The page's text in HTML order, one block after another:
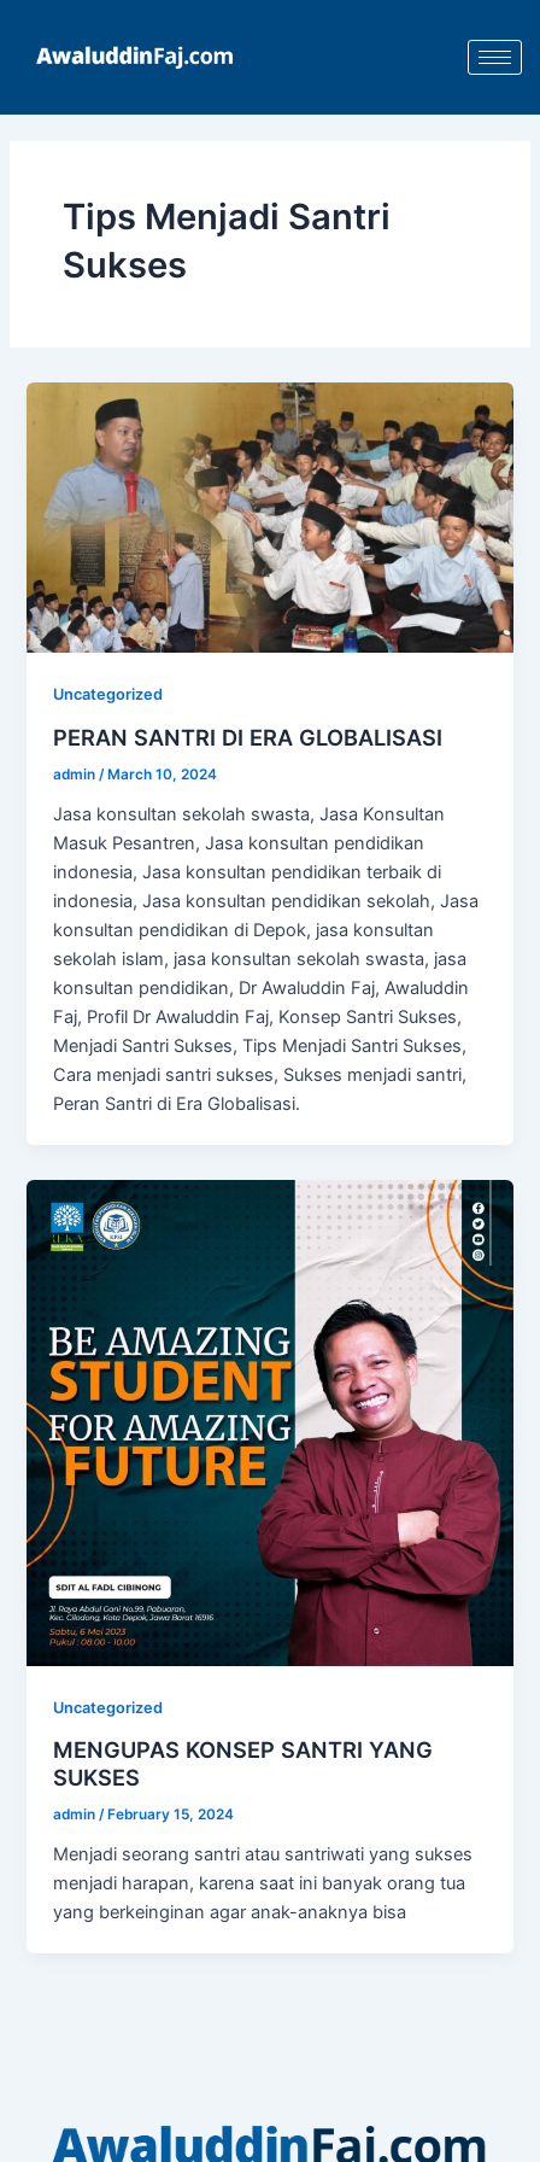
content
Tips Menjadi Santri
Sukses
Uncategorized
PERAN SANTRI DI ERA GLOBALISASI
admin/March 10, 2024
Jasa konsultan sekolah swasta, Jasa Konsultan
Masuk Pesantren, Jasa konsultan pendidikan
indonesia, Jasa konsultan pendidikan terbaik di
indonesia, Jasa konsultan pendidikan sekolah, Jasa
konsultan pendidikan di Depok, jasa konsultan
sekolah islam, jasa konsultan sekolah swasta, jasa
konsultan pendidikan, Dr Awaluddin Faj, Awaluddin
Faj, Profil Dr Awaluddin Faj, Konsep Santri Sukses,
Menjadi Santri Sukses, Tips Menjadi Santri Sukses,
Cara menjadi santri sukses, Sukses menjadi santri,
Peran Santri di Era Globalisasi.
Uncategorized
MENGUPAS KONSEP SANTRI YANG
SUKSES
admin/ February 15, 2024
Menjadi seorang santri atau santriwati yang sukses
menjadi harapan, karena saat ini banyak orang tua
yang berkeinginan agar anak-anaknya bisa